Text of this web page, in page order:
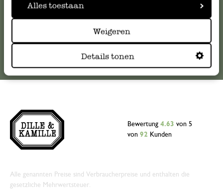
Alles toestaan
Weigeren
Details tonen
Bewertung 4.63 von 5
von 92 Kunden
Alle genannten Preise sind Verbraucherpreise und enthalten die
gesetzliche Mehrwertsteuer.